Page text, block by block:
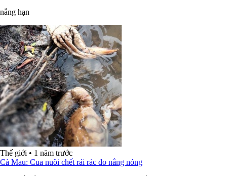
nắng hạn
Thế giới • 1 năm trước
Cà Mau: Cua nuôi chết rải rác do nắng nóng